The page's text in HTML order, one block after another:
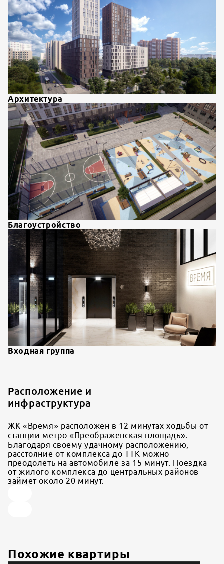
Архитектура
Благоустройство
Входная группа
Расположение и
инфраструктура
ЖК «Время» расположен в 12 минутах ходьбы от
станции метро «Преображенская площадь».
Благодаря своему удачному расположению,
расстояние от комплекса до ТТК можно
преодолеть на автомобиле за 15 минут. Поездка
от жилого комплекса до центральных районов
займет около 20 минут.
Похожие квартиры